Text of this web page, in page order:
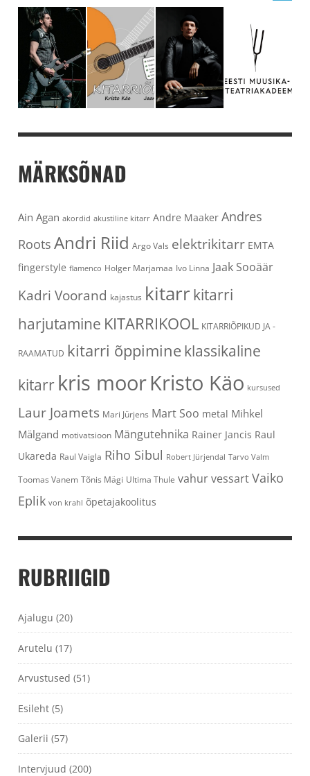
MÄRKSÕNAD
Ain Agan akordid akustiline kitarr Andre Maaker Andres
Roots Andri Riid Argo Vals elektrikitarr EMTA
fingerstyle flamenco Holger Marjamaa Ivo Linna Jaak Sooäär
Kadri Voorand kajastus kitarr kitarri
harjutamine KITARRIKOOL KITARRIÕPIKUD JA -
RAAMATUD kitarri õppimineklassikaline
kitarr kris moorKristo Käo kursused
Laur Joamets Mari Jürjens Mart Soo metal Mihkel
Mälgand motivatsioon Mängutehnika Rainer Jancis Raul
Ukareda Raul Vaigla Riho Sibul Robert Jürjendal Tarvo Valm
Toomas Vanem Tõnis Mägi Ultima Thule vahur vessartVaiko
Eplik von krahl õpetajakoolitus
RUBRIIGID
Ajalugu (20)
Arutelu (17)
Arvustused (51)
Esileht (5)
Galerii (57)
Intervjuud (200)